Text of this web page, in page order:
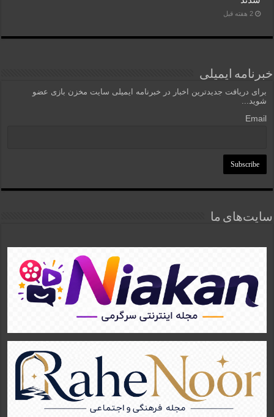
2 هفته قبل
خبرنامه ایمیلی
برای دریافت جدیدترین اخبار در خبرنامه ایمیلی سایت مخزن بازی عضو
شوید...
Email
سایت‌های ما